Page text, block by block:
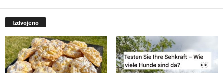
Izdvojeno